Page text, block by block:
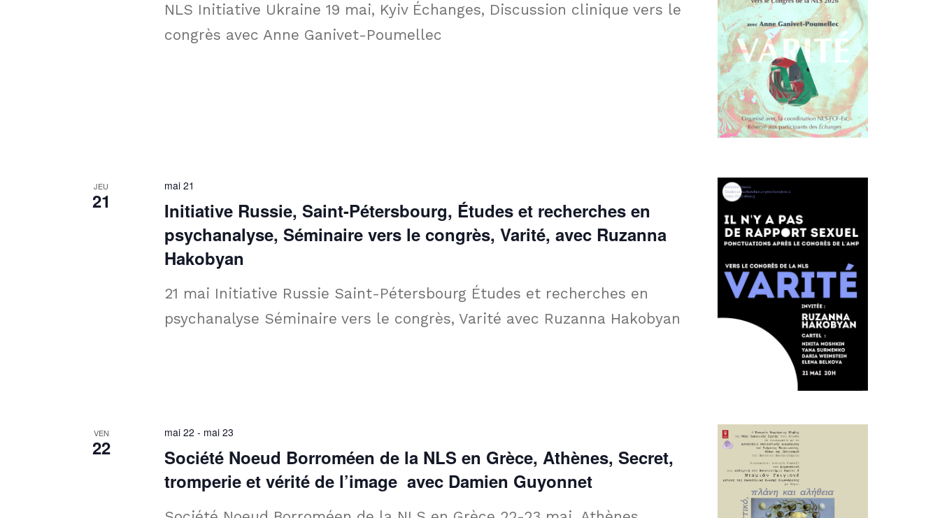
NLS Initiative Ukraine 19 mai, Kyiv Échanges, Discussion clinique vers le
congrès avec Anne Ganivet-Poumellec ­
JEU
21
Initiative Russie, Saint-Pétersbourg, Études et recherches en
psychanalyse, Séminaire vers le congrès, Varité, avec Ruzanna
Hakobyan
mai 21
21 mai Initiative Russie Saint-Pétersbourg Études et recherches en
psychanalyse Séminaire vers le congrès, Varité avec Ruzanna Hakobyan
VEN
22
Société Noeud Borroméen de la NLS en Grèce, Athènes, Secret,
tromperie et vérité de l’image avec Damien Guyonnet
mai 22 - mai 23